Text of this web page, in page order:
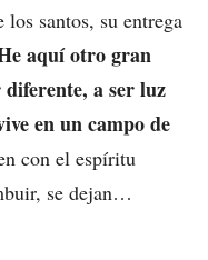
santos, su entrega
aquí otro gran
a ser luz
en un campo de
con el espíritu
se dejan…